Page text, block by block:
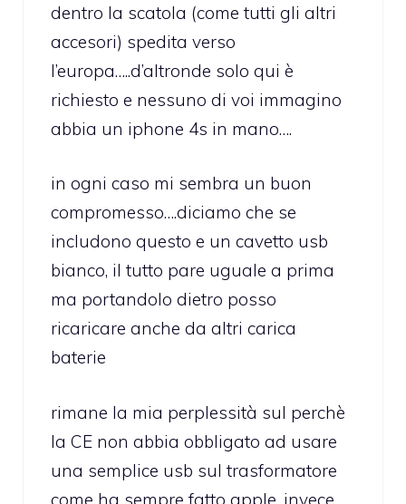
dentro la scatola (come tutti gli altri
accesori) spedita verso
l’europa…..d’altronde solo qui è
richiesto e nessuno di voi immagino
abbia un iphone 4s in mano….
in ogni caso mi sembra un buon
compromesso….diciamo che se
includono questo e un cavetto usb
bianco, il tutto pare uguale a prima
ma portandolo dietro posso
ricaricare anche da altri carica
baterie
rimane la mia perplessità sul perchè
la CE non abbia obbligato ad usare
una semplice usb sul trasformatore
come ha sempre fatto apple, invece